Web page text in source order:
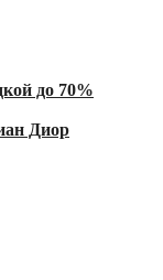
до 70%
Диор